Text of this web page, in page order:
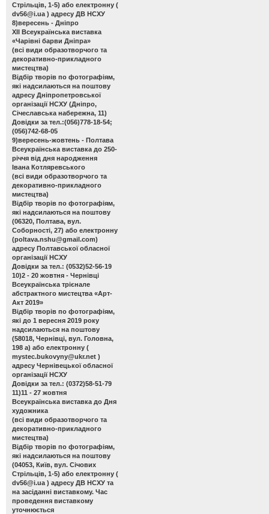
Стрільців, 1-5) або електронну (
dv56@i.ua ) адресу ДВ НСХУ
8)вересень - Дніпро
ХІІ Всеукраїнська виставка
«Чарівні барви Дніпра»
(всі види образотворчого та
декоративно-прикладного
мистецтва)
Відбір творів по фотографіям,
які надсилаються на поштову
адресу Дніпропетровської
організації НСХУ (Дніпро,
Січеславська набережна, 11)
Довідки за тел.:(056)778-18-54;
(056)742-68-05
9)вересень-жовтень - Полтава
Всеукраїнська виставка до 250-
річчя від дня народження
Івана Котляревського
(всі види образотворчого та
декоративно-прикладного
мистецтва)
Відбір творів по фотографіям,
які надсилаються на поштову
(06320, Полтава, вул.
Соборності, 27) або електронну
(poltava.nshu@gmail.com)
адресу Полтавської обласної
організації НСХУ
Довідки за тел.: (0532)52-56-19
10)2 - 20 жовтня - Чернівці
Всеукраїнська трієнале
абстрактного мистецтва «Арт-
Акт 2019»
Відбір творів по фотографіям,
які до 1 вересня 2019 року
надсилаються на поштову
(58018, Чернівці, вул. Головна,
198 а) або електронну (
mystec.bukovyny@ukr.net )
адресу Чернівецької обласної
організації НСХУ
Довідки за тел.: (0372)58-51-79
11)11 - 27 жовтня
Всеукраїнська виставка до Дня
художника
(всі види образотворчого та
декоративно-прикладного
мистецтва)
Відбір творів по фотографіям,
які надсилаються на поштову
(04053, Київ, вул. Січових
Стрільців, 1-5) або електронну (
dv56@i.ua ) адресу ДВ НСХУ та
на засіданні виставкому. Час
проведення виставкому
уточнюється